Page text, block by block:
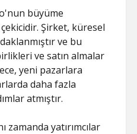
büyüme
Şirket, küresel
ve bu
ve satın almalar
yeni pazarlara
daha fazla
atmıştır.
zamanda yatırımcılar